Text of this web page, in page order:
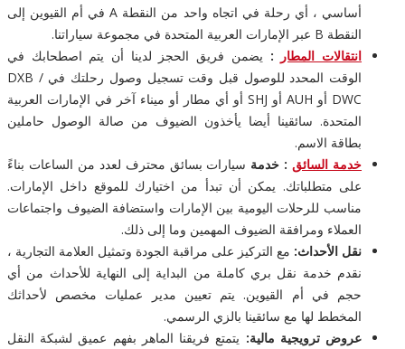
أساسي ، أي رحلة في اتجاه واحد من النقطة A في أم القيوين إلى
النقطة B عبر الإمارات العربية المتحدة في مجموعة سياراتنا.
انتقالات المطار
: يضمن فريق الحجز لدينا أن يتم اصطحابك في
الوقت المحدد للوصول قبل وقت تسجيل وصول رحلتك في DXB /
DWC أو AUH أو SHJ أو أي مطار أو ميناء آخر في الإمارات العربية
المتحدة. سائقينا أيضا يأخذون الضيوف من صالة الوصول حاملين
بطاقة الاسم.
خدمة السائق: خدمة سيارات بسائق محترف لعدد من الساعات بناءً
على متطلباتك. يمكن أن تبدأ من اختيارك للموقع داخل الإمارات.
مناسب للرحلات اليومية بين الإمارات واستضافة الضيوف واجتماعات
العملاء ومرافقة الضيوف المهمين وما إلى ذلك.
نقل الأحداث: مع التركيز على مراقبة الجودة وتمثيل العلامة التجارية ،
نقدم خدمة نقل بري كاملة من البداية إلى النهاية للأحداث من أي
حجم في أم القيوين. يتم تعيين مدير عمليات مخصص لأحداثك
المخطط لها مع سائقينا بالزي الرسمي.
عروض ترويجية مالية: يتمتع فريقنا الماهر بفهم عميق لشبكة النقل